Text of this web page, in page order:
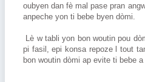
oubyen dan fè mal pase pran
anpeche yon ti bebe byen dòmi.
pi fasil, epi konsa repoze l tout
bon woutin dòmi ap evite ti bebe